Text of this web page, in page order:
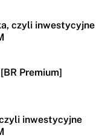
czyli inwestycyjne
Premium]
inwestycyjne